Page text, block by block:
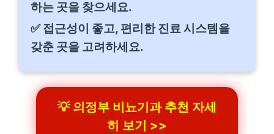
하는 곳을 찾으세요.
✅ 접근성이 좋고, 편리한 진료 시스템을
갖춘 곳을 고려하세요.
💡 의정부 비뇨기과 추천 자세
히 보기 >>